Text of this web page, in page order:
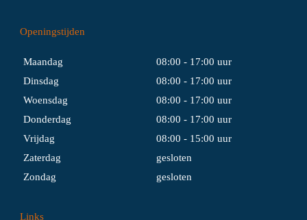
Openingstijden
Maandag
08:00 - 17:00 uur
Dinsdag
08:00 - 17:00 uur
Woensdag
08:00 - 17:00 uur
Donderdag
08:00 - 17:00 uur
Vrijdag
08:00 - 15:00 uur
Zaterdag
gesloten
Zondag
gesloten
Links